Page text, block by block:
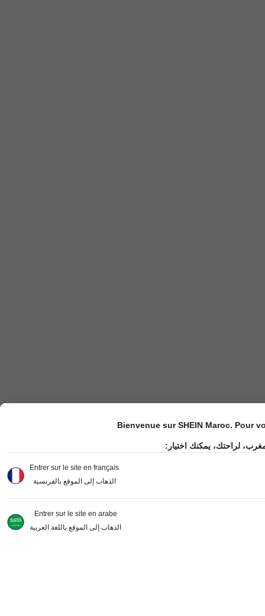
Bienvenue sur SHEIN Maroc. Pour
لراحتك، يمكنك اختيار:
Entrer sur le site en français
الذهاب إلى الموقع بالفرنسية
Entrer sur le site en arabe
الذهاب إلى الموقع باللغة العربية